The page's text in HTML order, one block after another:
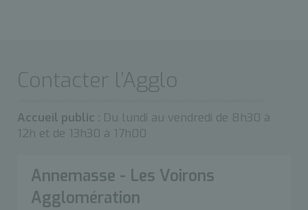
Contacter l’Agglo
Accueil public : Du lundi au vendredi de 8h30 à
12h et de 13h30 à 17h00
Annemasse - Les Voirons
Agglomération